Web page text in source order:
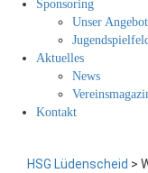
Sponsoring
Unser Angebot
Aktuelles
News
Kontakt
HSG Lüdenscheid >